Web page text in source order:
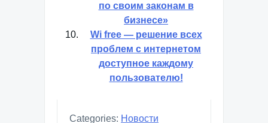
по своим законам в
бизнесе»
Wi free — решение всех
проблем с интернетом
доступное каждому
пользователю!
Categories: Новости